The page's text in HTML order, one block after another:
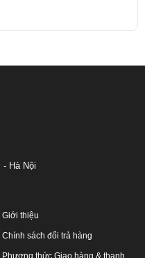
Hà Nội
Giới thiệu
Chính sách đổi trả hàng